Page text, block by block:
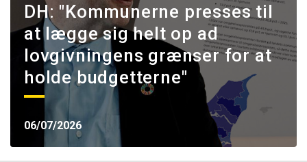
DH: "Kommunerne presses til
at lægge sig helt op ad
lovgivningens grænser for at
holde budgetterne"
06/07/2026